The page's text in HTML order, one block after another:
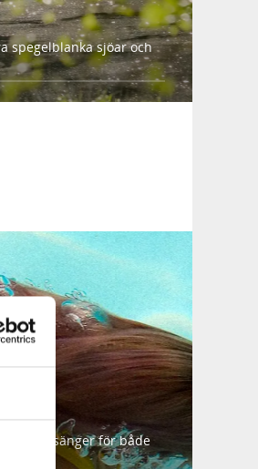
spegelblanka sjöar och
simbassänger för både